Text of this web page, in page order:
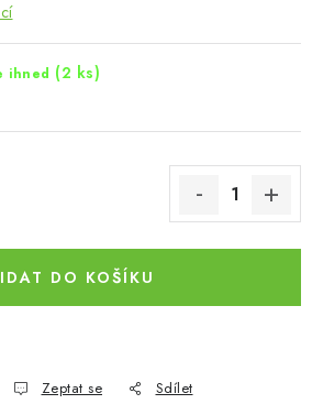
ihned (2 ks)
DO KOŠÍKU
Zeptat se Sdílet